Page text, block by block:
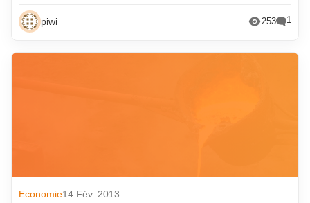
piwi 253 1
Economie14 Fév. 2013